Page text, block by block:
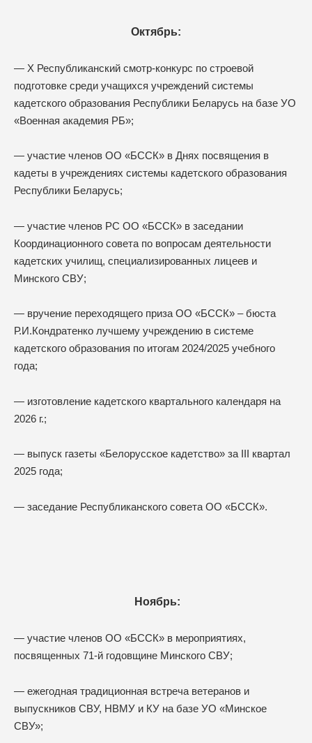
Октябрь:
— X Республиканский смотр-конкурс по строевой
подготовке среди учащихся учреждений системы
кадетского образования Республики Беларусь на базе УО
«Военная академия РБ»;
— участие членов ОО «БССК» в Днях посвящения в
кадеты в учреждениях системы кадетского образования
Республики Беларусь;
— участие членов РС ОО «БССК» в заседании
Координационного совета по вопросам деятельности
кадетских училищ, специализированных лицеев и
Минского СВУ;
— вручение переходящего приза ОО «БССК» – бюста
Р.И.Кондратенко лучшему учреждению в системе
кадетского образования по итогам 2024/2025 учебного
года;
— изготовление кадетского квартального календаря на
2026 г.;
— выпуск газеты «Белорусское кадетство» за III квартал
2025 года;
— заседание Республиканского совета ОО «БССК».
Ноябрь:
— участие членов ОО «БССК» в мероприятиях,
посвященных 71-й годовщине Минского СВУ;
— ежегодная традиционная встреча ветеранов и
выпускников СВУ, НВМУ и КУ на базе УО «Минское
СВУ»;